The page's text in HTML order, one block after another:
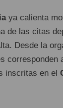
ya calienta
de las citas
Desde la
corresponden
inscritas en el